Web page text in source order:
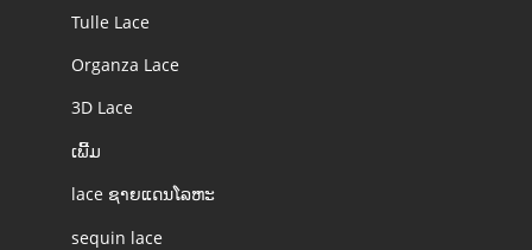
Tulle Lace
Organza Lace
3D Lace
ເພີ້ມ
lace ຊາຍແດນໂລຫະ
sequin lace